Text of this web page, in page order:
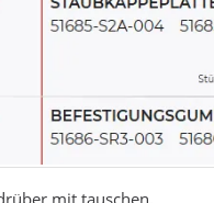
mit tauschen.